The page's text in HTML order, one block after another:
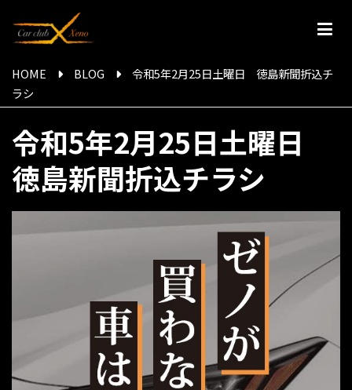
ッ
取ます！
HOME BLOG
令和5年2月25日土曜日 徳島新聞折込チ
ラシ
令和5年2月25日土曜日
徳島新聞折込チラシ